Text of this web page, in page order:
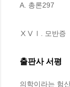
A. 총론297
ⅩⅤⅠ. 모반증
출판사 서평
의학이라는 험